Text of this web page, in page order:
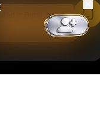
Read in Bybit App